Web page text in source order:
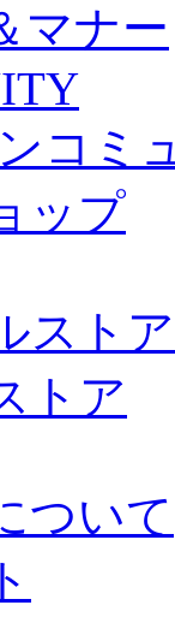
マナー
コミ
ップ
スト
トア
ついて